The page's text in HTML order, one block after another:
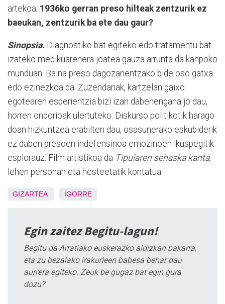
artekoa; 1936ko gerran preso hilteak zentzurik ez
baeukan, zentzurik ba ete dau gaur?
Sinopsia. Diagnostiko bat egiteko edo tratamentu bat
izateko medikuarenera joatea gauza arrunta da kanpoko
munduan. Baina preso dagozanentzako bide oso gatxa
edo ezinezkoa da. Zuzendariak, kartzelan gaixo
egotearen esperientzia bizi izan dabenengana jo dau,
horren ondorioak ulertuteko. Diskurso politikotik harago
doan hizkuntzea erabilten dau, osasunerako eskubiderik
ez daben presoen indefensinoa emozinoen ikuspegitik
esplorauz. Film artistikoa da Tipularen sehaska kanta,
lehen personan eta hesteetatik kontatua.
GIZARTEA IGORRE
Egin zaitez Begitu-lagun!
Begitu da Arratiako euskerazko aldizkari bakarra,
eta zu bezalako irakurleen babesa behar dau
aurrera egiteko. Zeuk be gugaz bat egin gura
dozu?